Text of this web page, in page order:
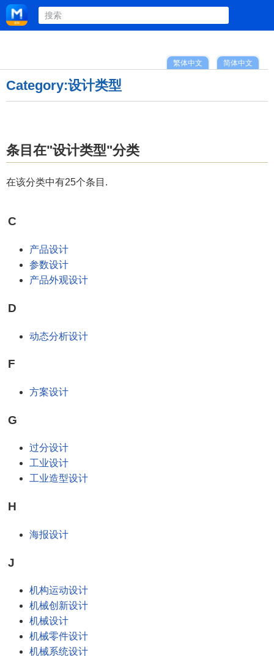
简体中文
繁体中文
Category:设计类型
条目在"设计类型"分类
在该分类中有25个条目.
C
产品设计
参数设计
产品外观设计
D
动态分析设计
F
方案设计
G
过分设计
工业设计
工业造型设计
H
海报设计
J
机构运动设计
机械创新设计
机械设计
机械零件设计
机械系统设计